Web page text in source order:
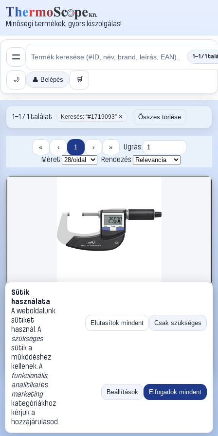
Minőségi termékek, gyors kiszolgálás!
1–1 / 1
🌙 👤 Belépés 🛒
1–1 / 1 találat Keresés: “#1719093” ✕ Összes törlése
« ‹ 1 › »
Ugrás:
Méret:
Rendezés:
#1719093
HELIOS PREISSER 1866413 Mikrométer Digitális kijelzővel
25 - 50 mm Leolvasás: 0.001 mm
HELIOS PREISSER Mikrométerek
134 990 Ft
Kosárba
«
Ugrás:
Méret:
Rendezés:
©2026
ThermoScope
ÁSZF
Cégbemutató
Sütik
használata
A weboldalunk
sütiket
használ. A
szükséges
sütik a
működéshez
kellenek. A
funkcionális,
analitikaiés
marketing
kategóriákhoz
kérjük a
hozzájárulásod.
Elutasítok mindent Csak szükséges
Beállítások Elfogadok mindent